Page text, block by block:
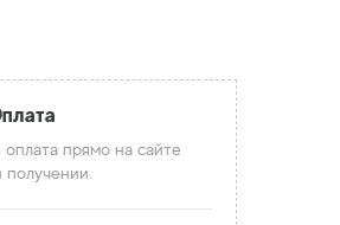
прямо на сайте
получении.